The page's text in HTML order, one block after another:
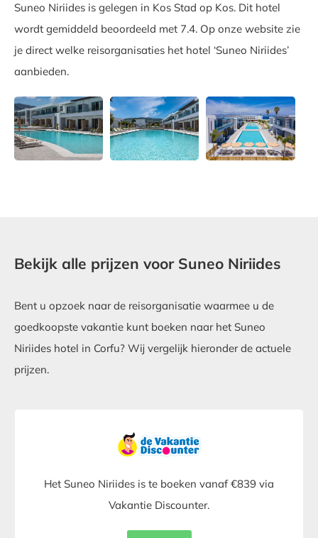
Suneo Niriides is gelegen in Kos Stad op Kos. Dit hotel
wordt gemiddeld beoordeeld met 7.4. Op onze website zie
je direct welke reisorganisaties het hotel ‘Suneo Niriides’
aanbieden.
Bekijk alle prijzen voor Suneo Niriides
Bent u opzoek naar de reisorganisatie waarmee u de
goedkoopste vakantie kunt boeken naar het Suneo
Niriides hotel in Corfu? Wij vergelijk hieronder de actuele
prijzen.
Het Suneo Niriides is te boeken vanaf €839 via
Vakantie Discounter.